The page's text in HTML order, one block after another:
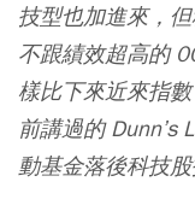
技型也加進來，
不跟績效超高的
樣比下來近來指
前講過的 Dunn’s
動基金落後科技股